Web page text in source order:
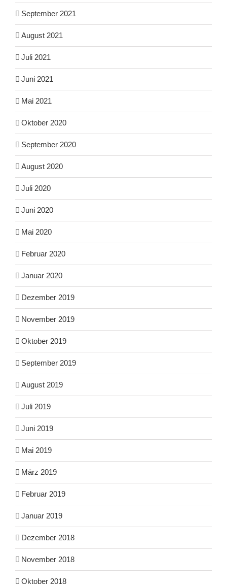
September 2021
August 2021
Juli 2021
Juni 2021
Mai 2021
Oktober 2020
September 2020
August 2020
Juli 2020
Juni 2020
Mai 2020
Februar 2020
Januar 2020
Dezember 2019
November 2019
Oktober 2019
September 2019
August 2019
Juli 2019
Juni 2019
Mai 2019
März 2019
Februar 2019
Januar 2019
Dezember 2018
November 2018
Oktober 2018